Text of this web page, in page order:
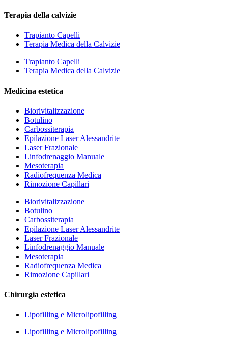
Terapia della calvizie
Trapianto Capelli
Terapia Medica della Calvizie
Trapianto Capelli
Terapia Medica della Calvizie
Medicina estetica
Biorivitalizzazione
Botulino
Carbossiterapia
Epilazione Laser Alessandrite
Laser Frazionale
Linfodrenaggio Manuale
Mesoterapia
Radiofrequenza Medica
Rimozione Capillari
Biorivitalizzazione
Botulino
Carbossiterapia
Epilazione Laser Alessandrite
Laser Frazionale
Linfodrenaggio Manuale
Mesoterapia
Radiofrequenza Medica
Rimozione Capillari
Chirurgia estetica
Lipofilling e Microlipofilling
Lipofilling e Microlipofilling